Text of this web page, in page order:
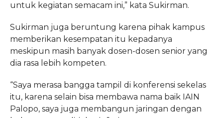
untuk kegiatan semacam ini,” kata Sukirman.
Sukirman juga beruntung karena pihak kampus
memberikan kesempatan itu kepadanya
meskipun masih banyak dosen-dosen senior yang
dia rasa lebih kompeten.
“Saya merasa bangga tampil di konferensi sekelas
itu, karena selain bisa membawa nama baik IAIN
Palopo, saya juga membangun jaringan dengan